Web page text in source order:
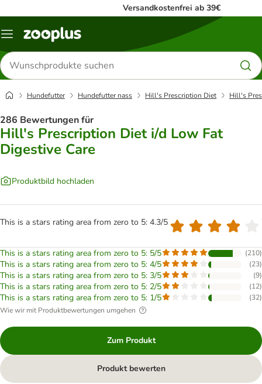
Versandkostenfrei ab 39€
Menü
Produkte
suchen
Hundefutter Hundefutter nass Hill's Prescription Diet Hill's
286 Bewertungen für
Hill's Prescription Diet i/d Low Fat
Digestive Care
Produktbild hochladen
This is a stars rating area from zero to 5: 4.3/5
This is a stars rating area from zero to 5: 5/5 (210)
This is a stars rating area from zero to 5: 4/5 (23)
This is a stars rating area from zero to 5: 3/5 (9)
This is a stars rating area from zero to 5: 2/5 (12)
This is a stars rating area from zero to 5: 1/5 (32)
Wie wir mit Produktbewertungen umgehen
Zum Produkt
Produkt bewerten